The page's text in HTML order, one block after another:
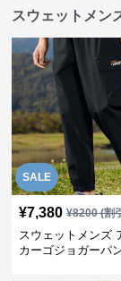
スウェットメン
SALE
¥7,380 ¥8200(割
スウェットメンズ
カーゴジョガーパ